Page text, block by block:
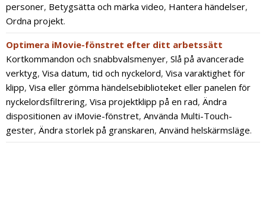
personer, Betygsätta och märka video, Hantera händelser,
Ordna projekt.
Optimera iMovie-fönstret efter ditt arbetssätt
Kortkommandon och snabbvalsmenyer, Slå på avancerade
verktyg, Visa datum, tid och nyckelord, Visa varaktighet för
klipp, Visa eller gömma händelsebiblioteket eller panelen för
nyckelordsfiltrering, Visa projektklipp på en rad, Ändra
dispositionen av iMovie-fönstret, Använda Multi-Touch-
gester, Ändra storlek på granskaren, Använd helskärmsläge.